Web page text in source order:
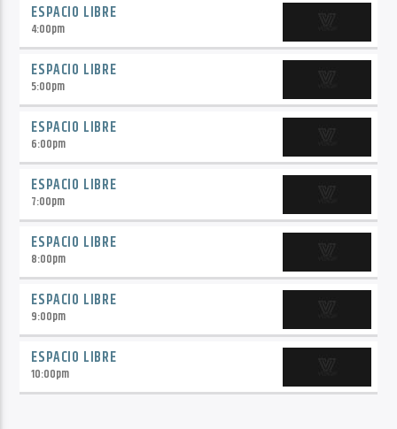
ESPACIO LIBRE
4:00pm
ESPACIO LIBRE
5:00pm
ESPACIO LIBRE
6:00pm
ESPACIO LIBRE
7:00pm
ESPACIO LIBRE
8:00pm
ESPACIO LIBRE
9:00pm
ESPACIO LIBRE
10:00pm